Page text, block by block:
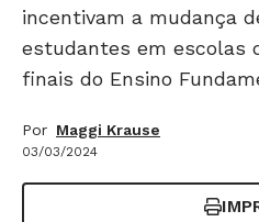
incentivam a mudança
estudantes em escolas
finais do Ensino
Por Maggi Krause
03/03/2024